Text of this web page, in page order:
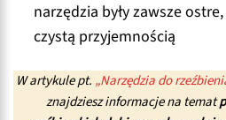
narzędzia były zawsze
czystą przyjemnością
W artykule pt. „Narzędzia do
znajdziesz informacje na temat